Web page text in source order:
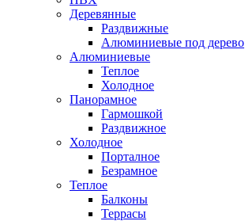
Деревянные
Раздвижные
Алюминиевые под дерево
Алюминиевые
Теплое
Холодное
Панорамное
Гармошкой
Раздвижное
Холодное
Порталное
Безрамное
Теплое
Балконы
Террасы